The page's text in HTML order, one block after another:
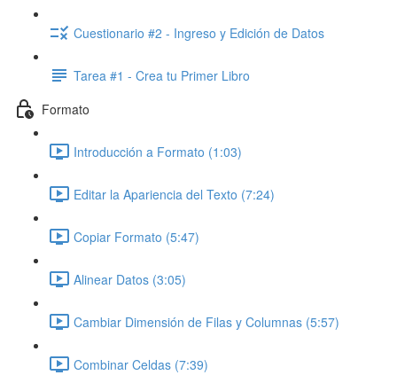
Cuestionario #2 - Ingreso y Edición de Datos
Tarea #1 - Crea tu Primer Libro
Formato
Introducción a Formato (1:03)
Editar la Apariencia del Texto (7:24)
Copiar Formato (5:47)
Alinear Datos (3:05)
Cambiar Dimensión de Filas y Columnas (5:57)
Combinar Celdas (7:39)